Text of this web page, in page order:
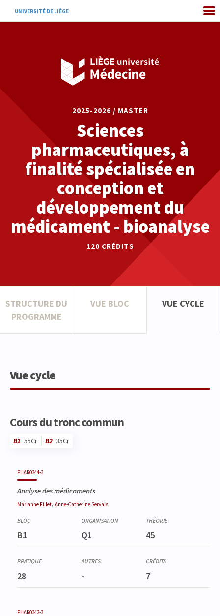
UNIVERSITÉ DE LIÈGE
2025-2026 / MASTER
Sciences
pharmaceutiques, à
finalité spécialisée en
conception et
développement du
médicament - bioanalyse
120 CRÉDITS
STRUCTURE DU
PROGRAMME
VUE BLOC VUE CYCLE
Vue cycle
Cours du tronc commun
B1 55Cr B2 35Cr
PHAR0344-3
Analyse des médicaments
Marianne Fillet, Anne-Catherine Servais
B1 Q1 45
28 - 7
PHAR0343-3